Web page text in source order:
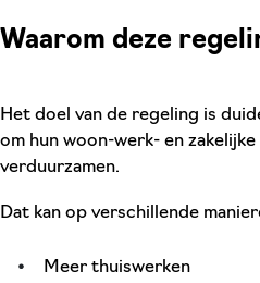
Waarom deze
Het doel van de regeling is
om hun woon-werk- en
verduurzamen.
Dat kan op verschillende
Meer thuiswerken